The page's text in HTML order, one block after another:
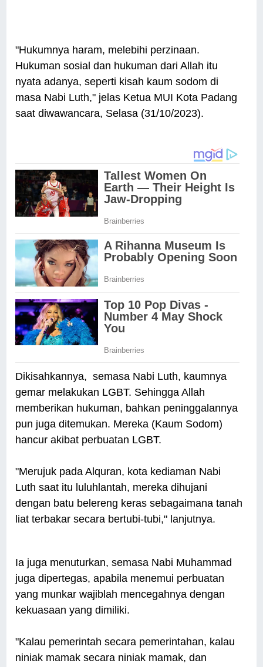
"Hukumnya haram, melebihi perzinaan.
Hukuman sosial dan hukuman dari Allah itu
nyata adanya, seperti kisah kaum sodom di
masa Nabi Luth," jelas Ketua MUI Kota Padang
saat diwawancara, Selasa (31/10/2023).
Dikisahkannya, semasa Nabi Luth, kaumnya
gemar melakukan LGBT. Sehingga Allah
memberikan hukuman, bahkan peninggalannya
pun juga ditemukan. Mereka (Kaum Sodom)
hancur akibat perbuatan LGBT.
"Merujuk pada Alquran, kota kediaman Nabi
Luth saat itu luluhlantah, mereka dihujani
dengan batu belereng keras sebagaimana tanah
liat terbakar secara bertubi-tubi," lanjutnya.
Ia juga menuturkan, semasa Nabi Muhammad
juga dipertegas, apabila menemui perbuatan
yang munkar wajiblah mencegahnya dengan
kekuasaan yang dimiliki.
"Kalau pemerintah secara pemerintahan, kalau
niniak mamak secara niniak mamak, dan